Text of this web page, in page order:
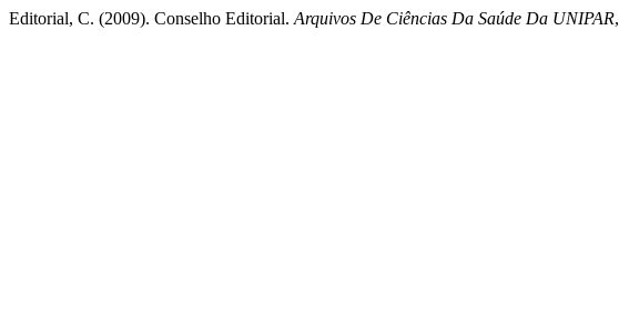
Editorial, C. (2009). Conselho Editorial. Arquivos De Ciências Da Saúde Da UNIPAR,